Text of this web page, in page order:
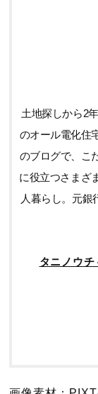
土地探しから2
のオール電化住
のブログで、こ
に役立つさまざ
人暮らし。元銀
タニノウ